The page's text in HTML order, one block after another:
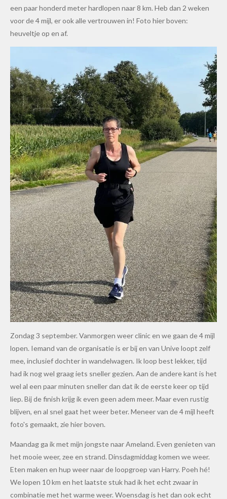
een paar honderd meter hardlopen naar 8 km. Heb dan 2 weken
voor de 4 mijl, er ook alle vertrouwen in! Foto hier boven:
heuveltje op en af.
Zondag 3 september. Vanmorgen weer clinic en we gaan de 4 mijl
lopen. Iemand van de organisatie is er bij en van Unive loopt zelf
mee, inclusief dochter in wandelwagen. Ik loop best lekker, tijd
had ik nog wel graag iets sneller gezien. Aan de andere kant is het
wel al een paar minuten sneller dan dat ik de eerste keer op tijd
liep. Bij de finish krijg ik even geen adem meer. Maar even rustig
blijven, en al snel gaat het weer beter. Meneer van de 4 mijl heeft
foto's gemaakt, zie hier boven.
Maandag ga ik met mijn jongste naar Ameland. Even genieten van
het mooie weer, zee en strand. Dinsdagmiddag komen we weer.
Eten maken en hup weer naar de loopgroep van Harry. Poeh hé!
We lopen 10 km en het laatste stuk had ik het echt zwaar in
combinatie met het warme weer. Woensdag is het dan ook echt